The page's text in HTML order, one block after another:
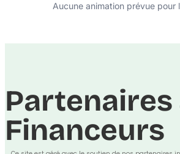
Aucune animation prévue pour
Partenaires
Financeurs